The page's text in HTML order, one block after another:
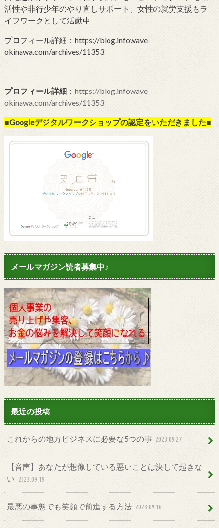
活性や非行少年のやり直しサポート、女性の就労支援もラ
イフワークとして活動中
プロフィール詳細：https://blog.infowave-
okinawa.com/archives/11353
プロフィール詳細： https://blog.infowave-
okinawa.com/archives/11353
■Googleデジタルワークショップの認定をいただきました■
メールマガジン読者募集中♪
最近の投稿
これからの地方ビジネスに必要な5つの事 2023.09.27
【音声】あなたが想像している悪いことは決して起きな
い 2023.09.19
最悪の事態でも笑顔で前進する方法 2023.09.16